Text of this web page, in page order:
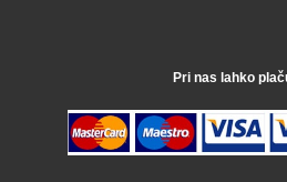
Pri nas lahko